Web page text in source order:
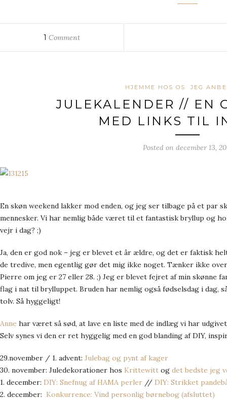
1 Comment
HJEMME HOS OS JEG
JULEKALENDER // EN
MED LINKS TIL
Posted on december 13,
En skøn weekend lakker mod enden, og jeg ser tilbage på et par
mennesker. Vi har nemlig både været til et fantastisk bryllup og
vejr i dag? ;)
Ja, den er god nok – jeg er blevet et år ældre, og det er faktisk
de tredive, men egentlig gør det mig ikke noget. Tænker ikke
Pierre om jeg er 27 eller 28. ;) Jeg er blevet fejret af min skønne
flag i nat til brylluppet. Bruden har nemlig også fødselsdag i dag,
tolv. Så hyggeligt!
Anne har været så sød, at lave en liste med de indlæg vi har
Selv synes vi den er ret hyggelig med en god blanding af DIY,
29.november / 1. advent: Julebag og pynt af kager
30. november: Juledekorationer hos Krittewitt og det bedste jeg
1. december: DIY: Snefnug af HAMA perler // DIY: Strikket
2. december: Konkurrence: Vind personlig børnebog (afsluttet)